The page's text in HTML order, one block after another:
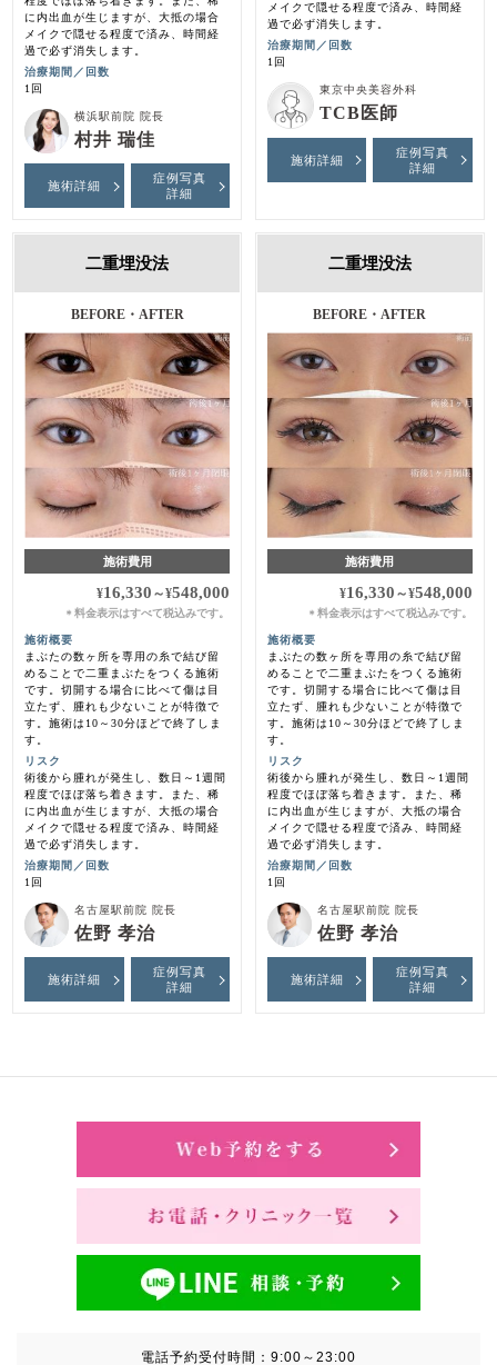
に内出血が生じますが、大抵の場合
メイクで隠せる程度で済み、時間経
過で必ず消失します。
治療期間／回数
1回
横浜駅前院 院長
村井 瑞佳
施術詳細
症例写真
詳細
メイクで隠せる程度で済み、時間経
過で必ず消失します。
治療期間／回数
1回
東京中央美容外科
TCB医師
施術詳細
症例写真
詳細
二重埋没法
BEFORE・AFTER
施術費用
¥16,330 ～¥548,000
＊料金表示はすべて税込みです。
施術概要
まぶたの数ヶ所を専用の糸で結び留
めることで二重まぶたをつくる施術
です。切開する場合に比べて傷は目
立たず、腫れも少ないことが特徴で
す。施術は10～30分ほどで終了しま
す。
リスク
術後から腫れが発生し、数日～1週間
程度でほぼ落ち着きます。また、稀
に内出血が生じますが、大抵の場合
メイクで隠せる程度で済み、時間経
過で必ず消失します。
治療期間／回数
1回
名古屋駅前院 院長
佐野 孝治
施術詳細
症例写真
詳細
二重埋没法
BEFORE・AFTER
施術費用
¥16,330 ～¥548,000
＊ 料金表示はすべて税込みです。
施術概要
まぶたの数ヶ所を専用の糸で結び留
めることで二重まぶたをつくる施術
です。切開する場合に比べて傷は目
立たず、腫れも少ないことが特徴で
す。施術は10～30分ほどで終了しま
す。
リスク
術後から腫れが発生し、数日～1週間
程度でほぼ落ち着きます。また、稀
に内出血が生じますが、大抵の場合
メイクで隠せる程度で済み、時間経
過で必ず消失します。
治療期間／回数
1回
名古屋駅前院 院長
佐野 孝治
施術詳細
症例写真
詳細
電話予約受付時間： 9:00～23:00